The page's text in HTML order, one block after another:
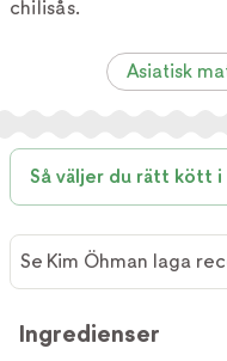
chilisås.
Asiatisk
Så väljer du rätt kött
Se Kim Öhman laga
Ingredienser